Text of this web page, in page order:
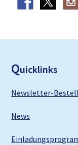
Quicklinks
Newsletter-
News